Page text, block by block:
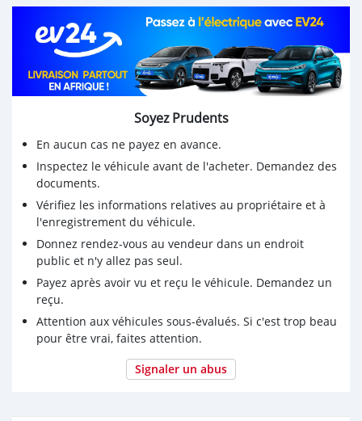
Soyez Prudents
En aucun cas ne payez en avance.
Inspectez le véhicule avant de l'acheter. Demandez des
documents.
Vérifiez les informations relatives au propriétaire et à
l'enregistrement du véhicule.
Donnez rendez-vous au vendeur dans un endroit
public et n'y allez pas seul.
Payez après avoir vu et reçu le véhicule. Demandez un
reçu.
Attention aux véhicules sous-évalués. Si c'est trop beau
pour être vrai, faites attention.
Signaler un abus